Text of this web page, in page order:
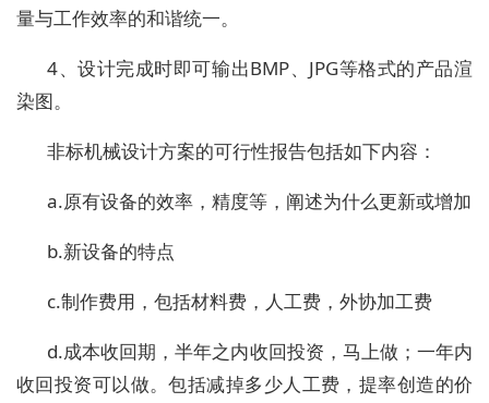
量与工作效率的和谐统一。
4、设计完成时即可输出BMP、JPG等格式的产品渲
染图。
非标机械设计方案的可行性报告包括如下内容：
a.原有设备的效率，精度等，阐述为什么更新或增加
b.新设备的特点
c.制作费用，包括材料费，人工费，外协加工费
d.成本收回期，半年之内收回投资，马上做；一年内
收回投资可以做。包括减掉多少人工费，提率创造的价